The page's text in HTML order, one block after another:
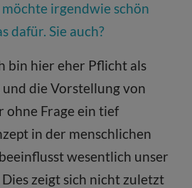
irgendwie schön
dafür. Sie auch?
bin hier eher Pflicht als
und die Vorstellung von
ohne Frage ein tief
in der menschlichen
wesentlich unser
zeigt sich nicht zuletzt